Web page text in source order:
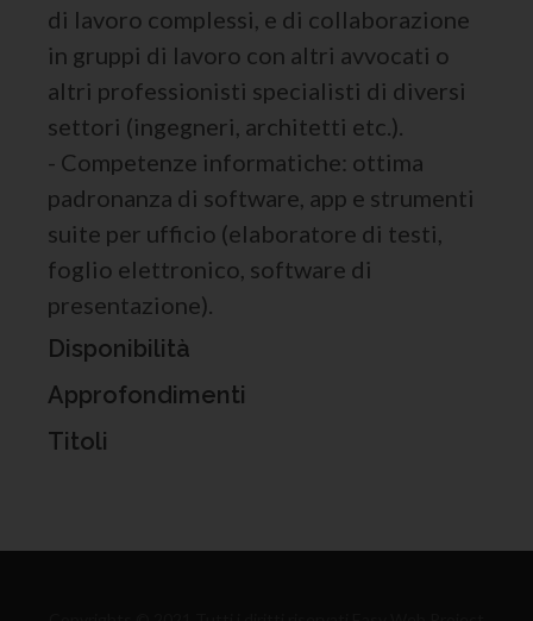
di lavoro complessi, e di collaborazione
in gruppi di lavoro con altri avvocati o
altri professionisti specialisti di diversi
settori (ingegneri, architetti etc.).
- Competenze informatiche: ottima
padronanza di software, app e strumenti
suite per ufficio (elaboratore di testi,
foglio elettronico, software di
presentazione).
Disponibilità
Approfondimenti
Titoli